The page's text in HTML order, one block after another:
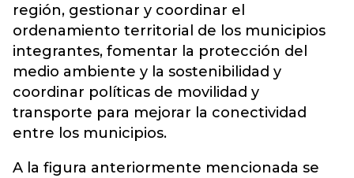
región, gestionar y coordinar el
ordenamiento territorial de los municipios
integrantes, fomentar la protección del
medio ambiente y la sostenibilidad y
coordinar políticas de movilidad y
transporte para mejorar la conectividad
entre los municipios.
A la figura anteriormente mencionada se